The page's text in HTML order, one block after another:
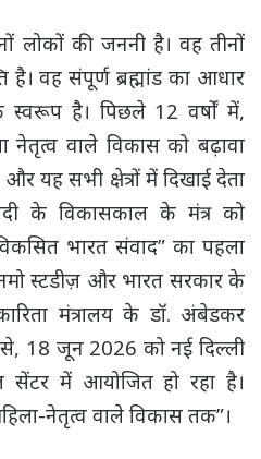
लोकों की जननी है। वह तीनों
है। वह संपूर्ण ब्रह्मांड का आधार
है। पिछले 12 वर्षों में,
नेतृत्व वाले विकास को बढ़ावा
यह सभी क्षेत्रों में दिखाई देता
मोदी के विकासकाल के मंत्र को
भारत संवाद” का पहला
स्टडीज़ और भारत सरकार के
मंत्रालय के डॉ. अंबेडकर
18 जून 2026 को नई दिल्ली
में आयोजित हो रहा है।
नेतृत्व वाले विकास तक”।